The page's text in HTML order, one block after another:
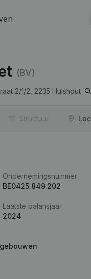
(BV)
2/1/2, 2235 Hulshout
Structuur
Ondernemingsnummer
BE0425.849.202
Laatste balansjaar
2024